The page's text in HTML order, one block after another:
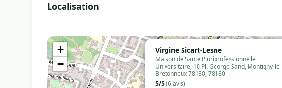
Localisation
Virgine Sicart-Lesne
Maison de Santé Pluriprofessionnelle
Universitaire, 10 Pl. George Sand, Montigny-le-
Bretonneux 78180, 78180
5/5(6 avis)
+
−